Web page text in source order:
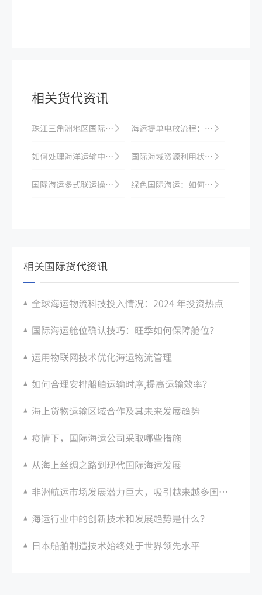
相关货代资讯
珠江三角洲地区国际海运业的现状与发展前景 海运提单电放流程：申请条件与风险防范措施
如何处理海洋运输中的售后问题和索赔？ 国际海域资源利用状况分析
国际海运多式联运操作：海铁、海陆联运衔接要点 绿色国际海运：如何以节能减排方式保障船舶安全
相关国际货代资讯
全球海运物流科技投入情况：2024 年投资热点
国际海运舱位确认技巧：旺季如何保障舱位？
运用物联网技术优化海运物流管理
如何合理安排船舶运输时序,提高运输效率？
海上货物运输区域合作及其未来发展趋势
疫情下，国际海运公司采取哪些措施
从海上丝绸之路到现代国际海运发展
非洲航运市场发展潜力巨大，吸引越来越多国际海运公司关注。
海运行业中的创新技术和发展趋势是什么？
日本船舶制造技术始终处于世界领先水平